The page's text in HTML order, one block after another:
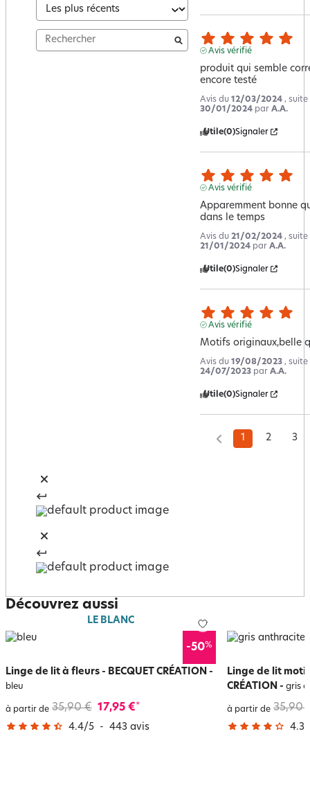
Avis vérifié
produit qui semble
encore testé
Avis du 12/03/2024 , suite
30/01/2024 par A.A.
Utile(0)Signaler
Avis vérifié
Apparemment bonne
dans le temps
Avis du 21/02/2024 , suite
21/01/2024 par A.A.
Utile(0)Signaler
Avis vérifié
Motifs originaux,belle
Avis du 19/08/2023 , suite
24/07/2023 par A.A.
Utile(0)Signaler
1 2 3
Découvrez aussi
LE BLANC
-50%
Linge de lit à fleurs - BECQUET CRÉATION -
bleu
à partir de 35,90 € 17,95 €*
4.4/5 - 443 avis
Linge de lit motif
CRÉATION - gris
à partir de 35,90
4.3